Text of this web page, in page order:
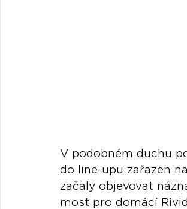
V podobném duchu
do line-upu zařazen
začaly objevovat
most pro domácí